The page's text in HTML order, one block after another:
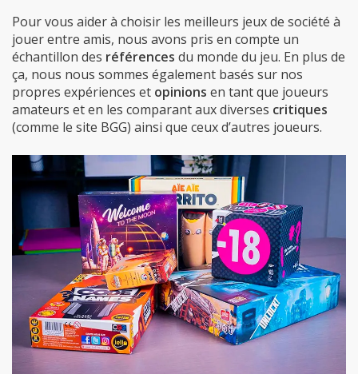
jouer entre amis, nous avons pris en compte un
échantillon des référencesdu monde du jeu. En plus de
ça, nous nous sommes également basés sur nos
propres expériences etopinionsen tant que joueurs
amateurs et en les comparant aux diversescritiques
(comme le site BGG) ainsi que ceux d’autres joueurs.